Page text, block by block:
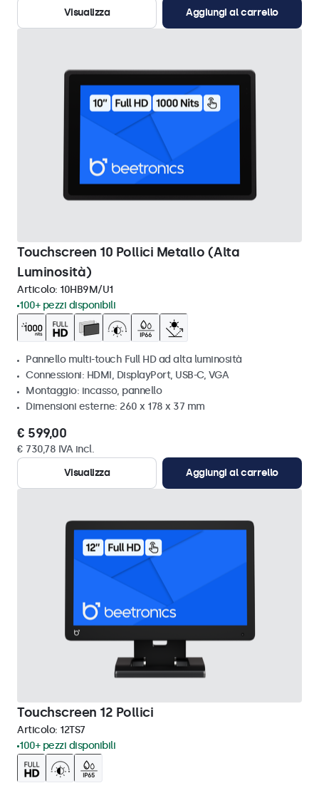
Visualizza Aggiungi al carrello
Touchscreen 10 Pollici Metallo (Alta
Luminosità)
Articolo: 10HB9M/U1
100+ pezzi disponibili
Pannello multi-touch Full HD ad alta luminosità
Connessioni: HDMI, DisplayPort, USB-C, VGA
Montaggio: incasso, pannello
Dimensioni esterne: 260 x 178 x 37 mm
€ 599,00
€ 730,78 IVA incl.
Visualizza
Aggiungi al carrello
Touchscreen 12 Pollici
Articolo: 12TS7
100+ pezzi disponibili